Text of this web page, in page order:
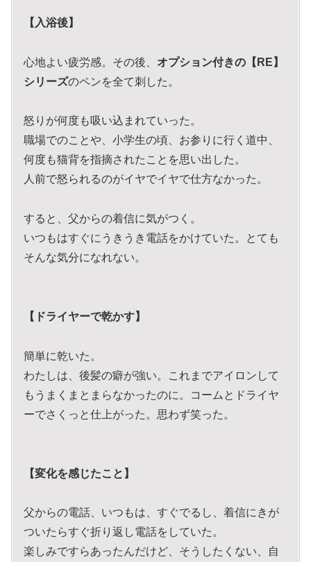
【入浴後】
心地よい疲労感。その後、 オプション付きの【RE】
シリーズのペンを全て刺した。
怒りが何度も吸い込まれていった。
職場でのことや、小学生の頃、お参りに行く道中、
何度も猫背を指摘されたことを思い出した。
人前で怒られるのがイヤでイヤで仕方なかった。
すると、父からの着信に気がつく。
いつもはすぐにうきうき電話をかけていた。とても
そんな気分になれない。
【ドライヤーで乾かす】
簡単に乾いた。
わたしは、後髪の癖が強い。これまでアイロンして
もうまくまとまらなかったのに。コームとドライヤ
ーでさくっと仕上がった。思わず笑った。
【変化を感じたこと】
父からの電話、いつもは、すぐでるし、着信にきが
ついたらすぐ折り返し電話をしていた。
楽しみですらあったんだけど、そうしたくない、自